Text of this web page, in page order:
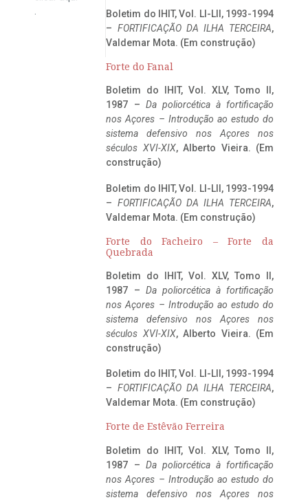
Boletim do IHIT, Vol. LI-LII, 1993-1994
– FORTIFICAÇÃO DA ILHA TERCEIRA,
Valdemar Mota. (Em construção)
Forte do Fanal
Boletim do IHIT, Vol. XLV, Tomo II,
1987 – Da poliorcética à fortificação
nos Açores – Introdução ao estudo do
sistema defensivo nos Açores nos
séculos XVI-XIX, Alberto Vieira. (Em
construção)
Boletim do IHIT, Vol. LI-LII, 1993-1994
– FORTIFICAÇÃO DA ILHA TERCEIRA,
Valdemar Mota. (Em construção)
Forte do Facheiro – Forte da
Quebrada
Boletim do IHIT, Vol. XLV, Tomo II,
1987 – Da poliorcética à fortificação
nos Açores – Introdução ao estudo do
sistema defensivo nos Açores nos
séculos XVI-XIX, Alberto Vieira. (Em
construção)
Boletim do IHIT, Vol. LI-LII, 1993-1994
– FORTIFICAÇÃO DA ILHA TERCEIRA,
Valdemar Mota. (Em construção)
Forte de Estêvão Ferreira
Boletim do IHIT, Vol. XLV, Tomo II,
1987 – Da poliorcética à fortificação
nos Açores – Introdução ao estudo do
sistema defensivo nos Açores nos